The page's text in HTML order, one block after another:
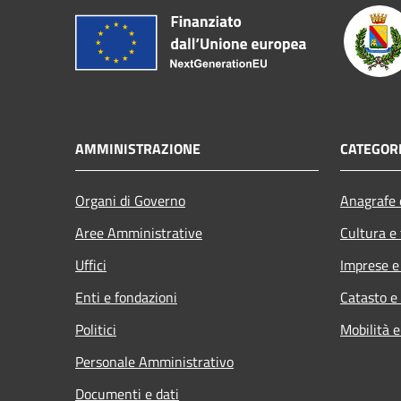
AMMINISTRAZIONE
Organi di Governo
Aree Amministrative
Uffici
Enti e fondazioni
Politici
Personale Amministrativo
Documenti e dati
Cultura
Imprese
Catasto
Mobilità